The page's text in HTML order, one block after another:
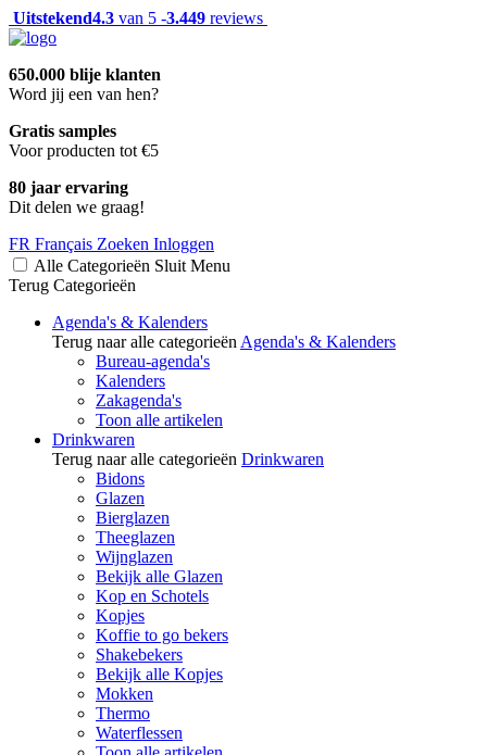
Uitstekend4.3 van 5 -3.449 reviews
650.000 blije klanten
Word jij een van hen?
Gratis samples
Voor producten tot €5
80 jaar ervaring
Dit delen we graag!
FR Français Zoeken Inloggen
Alle Categorieën Sluit Menu
Terug Categorieën
Agenda's & Kalenders
Terug naar alle categorieën Agenda's & Kalenders
Bureau-agenda's
Kalenders
Zakagenda's
Toon alle artikelen
Drinkwaren
Terug naar alle categorieën Drinkwaren
Bidons
Glazen
Bierglazen
Theeglazen
Wijnglazen
Bekijk alle Glazen
Kop en Schotels
Kopjes
Koffie to go bekers
Shakebekers
Bekijk alle Kopjes
Mokken
Thermo
Waterflessen